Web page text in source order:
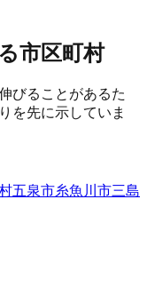
市区町村
びることがあるた
を先に示していま
五泉市糸魚川市三島